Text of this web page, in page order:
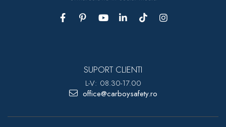
SUPORT CLIENTI
L-V: 08.30-17.00
office@carboysafety.ro